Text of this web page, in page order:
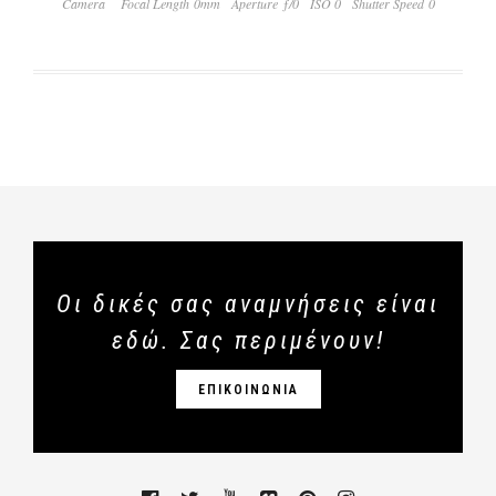
Οι δικές σας αναμνήσεις είναι
εδώ. Σας περιμένουν!
ΕΠΙΚΟΙΝΩΝΙΑ